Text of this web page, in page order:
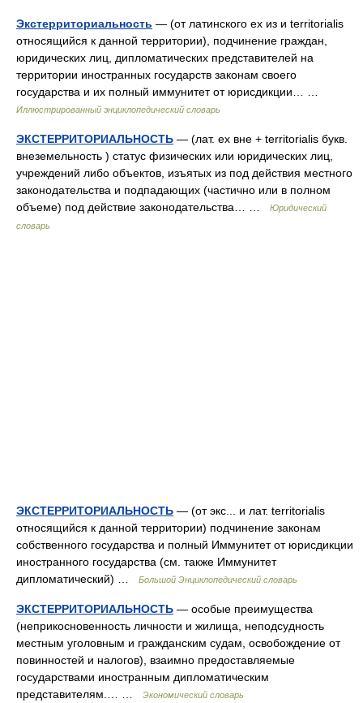
Экстерриториальность — (от латинского ex из и territorialis
относящийся к данной территории), подчинение граждан,
юридических лиц, дипломатических представителей на
территории иностранных государств законам своего
государства и их полный иммунитет от юрисдикции… …
Иллюстрированный энциклопедический словарь
ЭКСТЕРРИТОРИАЛЬНОСТЬ — (лат. ex вне + territorialis букв.
внеземельность ) статус физических или юридических лиц,
учреждений либо объектов, изъятых из под действия местного
законодательства и подпадающих (частично или в полном
объеме) под действие законодательства… …
Юридический
словарь
ЭКСТЕРРИТОРИАЛЬНОСТЬ — (от экс... и лат. territorialis
относящийся к данной территории) подчинение законам
собственного государства и полный Иммунитет от юрисдикции
иностранного государства (см. также Иммунитет
дипломатический) …
Большой Энциклопедический словарь
ЭКСТЕРРИТОРИАЛЬНОСТЬ — особые преимущества
(неприкосновенность личности и жилища, неподсудность
местным уголовным и гражданским судам, освобождение от
повинностей и налогов), взаимно предоставляемые
государствами иностранным дипломатическим
представителям.… …
Экономический словарь